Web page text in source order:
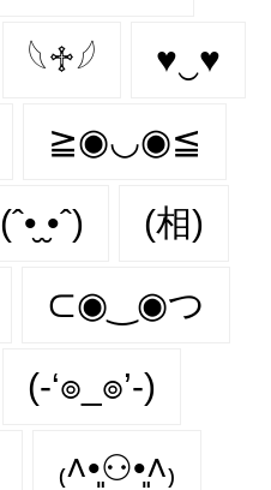
𓆩♱𓆪 ♥‿♥
≧◉◡◉≦
(ˆ•̮ ̮•ˆ) (相)
⊂◉‿◉つ
(-‘๏_๏’-)
₍˄•͈⚇•͈˄₎